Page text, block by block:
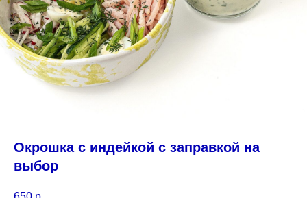
Окрошка с индейкой с заправкой на
выбор